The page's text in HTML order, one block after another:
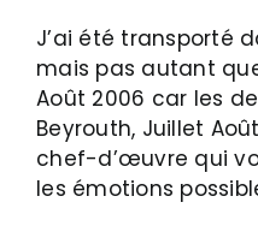
J’ai été transporté
mais pas autant
Août 2006 car les
Beyrouth, Juillet
chef-d’œuvre qui
les émotions